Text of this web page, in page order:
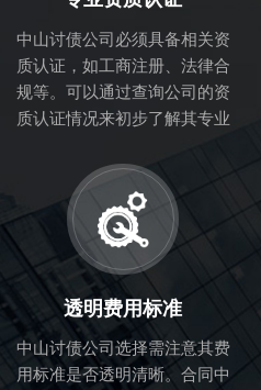
中山讨债公司必须具备相关资
质认证，如工商注册、法律合
规等。可以通过查询公司的资
质认证情况来初步了解其专业
透明费用标准
中山讨债公司选择需注意其费
用标准是否透明清晰。合同中